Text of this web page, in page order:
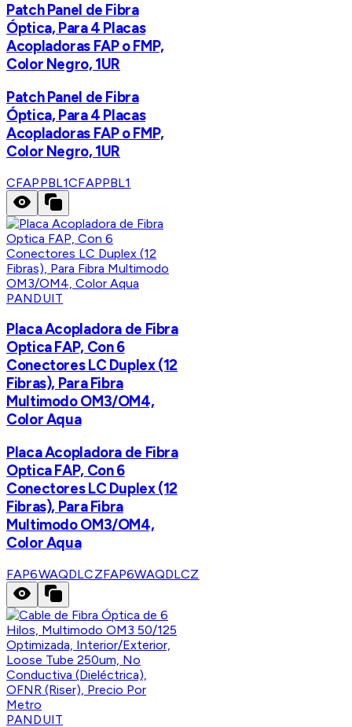
Patch Panel de Fibra
Óptica, Para 4 Placas
Acopladoras FAP o FMP,
Color Negro, 1UR
Patch Panel de Fibra
Óptica, Para 4 Placas
Acopladoras FAP o FMP,
Color Negro, 1UR
CFAPPBL1CFAPPBL1
PANDUIT
Placa Acopladora de Fibra
Optica FAP, Con 6
Conectores LC Duplex (12
Fibras), Para Fibra
Multimodo OM3/OM4,
Color Aqua
Placa Acopladora de Fibra
Optica FAP, Con 6
Conectores LC Duplex (12
Fibras), Para Fibra
Multimodo OM3/OM4,
Color Aqua
FAP6WAQDLCZFAP6WAQDLCZ
PANDUIT